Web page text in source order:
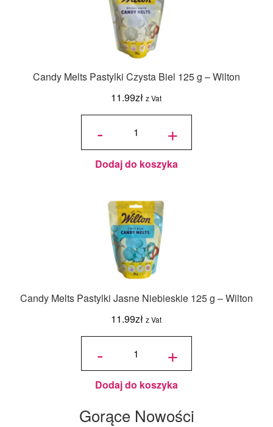
Candy Melts Pastylki Czysta Biel 125 g – Wilton
11.99zł z Vat
-
ilość
Pastylki
Czysta
Biel
125 g -
Wilton
+
Dodaj do koszyka
Candy Melts Pastylki Jasne Niebieskie 125 g – Wilton
11.99zł z Vat
-
ilość
Pastylki
Jasne
Niebieskie
125 g -
Wilton
+
Dodaj do koszyka
Gorące Nowości